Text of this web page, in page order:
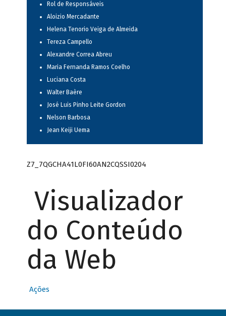
Rol de Responsáveis
Aloizio Mercadante
Helena Tenorio Veiga de Almeida
Tereza Campello
Alexandre Correa Abreu
Maria Fernanda Ramos Coelho
Luciana Costa
Walter Baère
José Luis Pinho Leite Gordon
Nelson Barbosa
Jean Keiji Uema
Z7_7QGCHA41L0FI60AN2CQSSI0204
Visualizador
do Conteúdo
da Web
Ações